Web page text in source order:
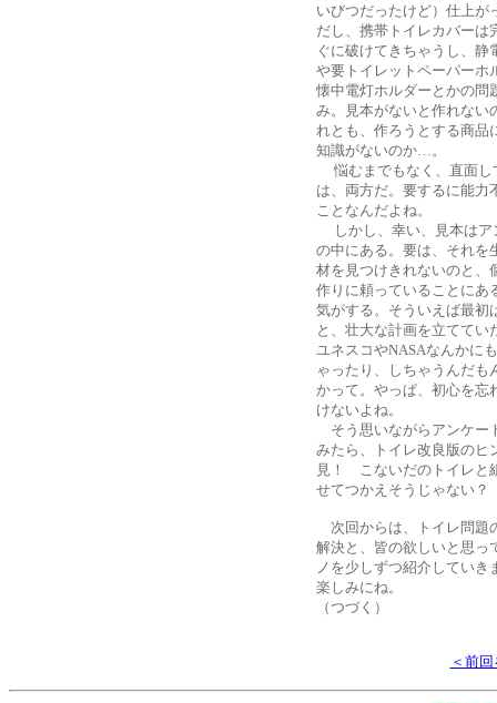
いびつだったけど）仕上が
だし、携帯トイレカバーは
ぐに破けてきちゃうし、静
や要トイレットペーパーホ
懐中電灯ホルダーとかの問
み。見本がないと作れない
れとも、作ろうとする商品
知識がないのか…。
悩むまでもなく、直面し
は、両方だ。要するに能力
ことなんだよね。
しかし、幸い、見本はア
の中にある。要は、それを
材を見つけきれないのと、
作りに頼っていることにあ
気がする。そういえば最初
と、壮大な計画を立ててい
ユネスコやNASAなんかに
ゃったり、しちゃうんだも
かって。やっぱ、初心を忘
けないよね。
そう思いながらアンケー
みたら、トイレ改良版のヒ
見！ こないだのトイレと
せてつかえそうじゃない？
次回からは、トイレ問題
解決と、皆の欲しいと思っ
ノを少しずつ紹介していき
楽しみにね。
（つづく）
＜前